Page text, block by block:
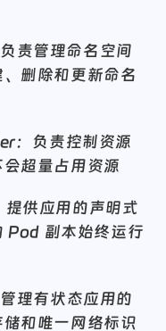
要时进行适当的
责管理命名空间
删除和更新命名
负责控制资源
供应用的声明式
副本始终运行
理有状态应用的